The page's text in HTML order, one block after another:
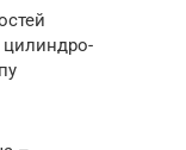
цилиндро-